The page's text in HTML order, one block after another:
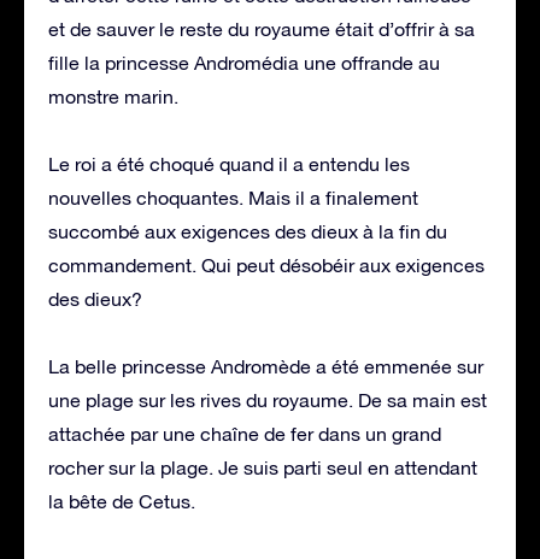
et de sauver le reste du royaume était d’offrir à sa
fille la princesse Andromédia une offrande au
monstre marin.
Le roi a été choqué quand il a entendu les
nouvelles choquantes. Mais il a finalement
succombé aux exigences des dieux à la fin du
commandement. Qui peut désobéir aux exigences
des dieux?
La belle princesse Andromède a été emmenée sur
une plage sur les rives du royaume. De sa main est
attachée par une chaîne de fer dans un grand
rocher sur la plage. Je suis parti seul en attendant
la bête de Cetus.